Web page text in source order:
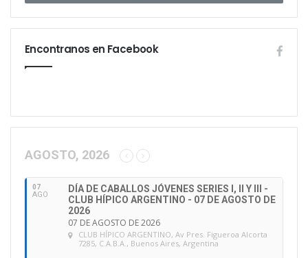
e
s
s
e
c
ó
Encontranos en Facebook
AGOSTO, 2026
07
AGO
DÍA DE CABALLOS JÓVENES SERIES I, II Y III -
CLUB HÍPICO ARGENTINO - 07 DE AGOSTO DE
2026
07 DE AGOSTO DE 2026
CLUB HÍPICO ARGENTINO, Av Pres. Figueroa Alcorta
7285, C.A.B.A., Buenos Aires, Argentina